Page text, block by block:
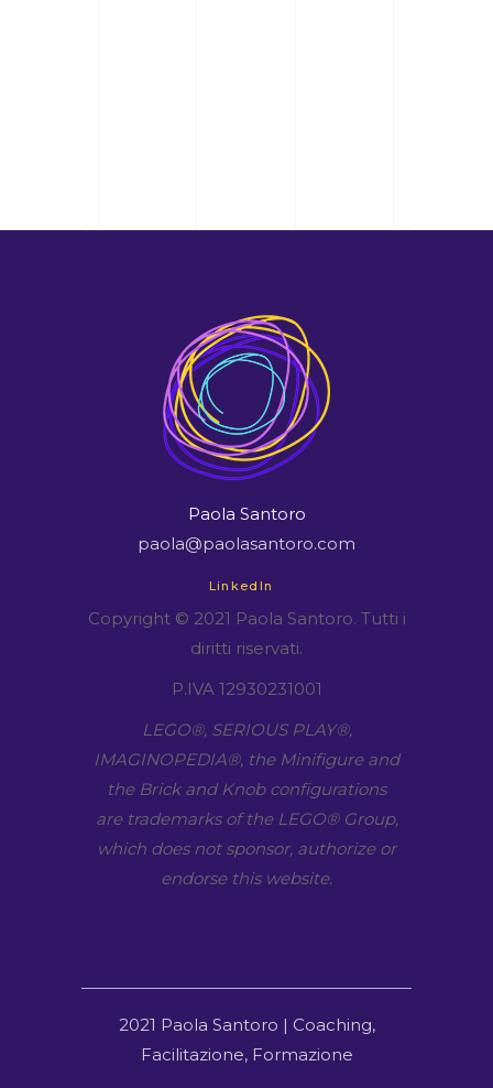
Paola Santoro
paola@paolasantoro.com
LinkedIn
Copyright © 2021 Paola Santoro. Tutti i
diritti riservati.
P.IVA 12930231001
LEGO​®, SERIOUS PLAY​®,
IMAGINOPEDIA​®, the Minifigure and
the Brick and Knob configurations
are trademarks of the LEGO​® Group,
which does not sponsor, authorize or
endorse this website.
2021 Paola Santoro | Coaching,
Facilitazione, Formazione